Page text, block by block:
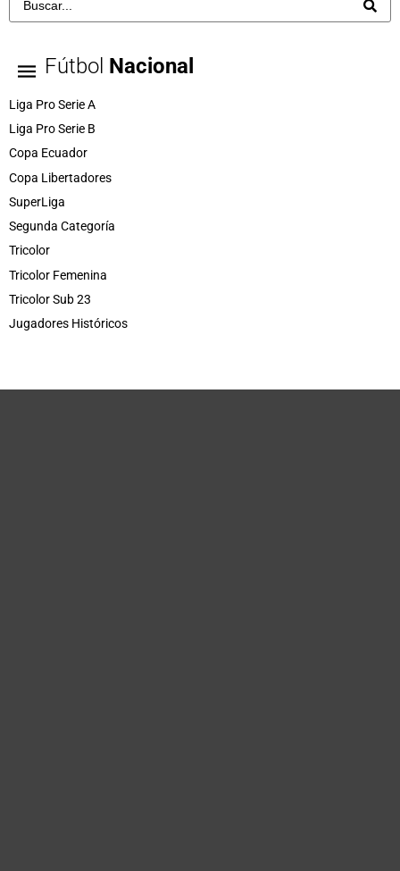
Fútbol Nacional
Liga Pro Serie A
Liga Pro Serie B
Copa Ecuador
Copa Libertadores
SuperLiga
Segunda Categoría
Tricolor
Tricolor Femenina
Tricolor Sub 23
Jugadores Históricos